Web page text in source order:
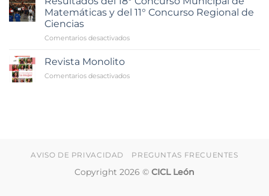
18°
Concurso
de
11°
Matemáticas y del 11° Concurso Regional de
Ciencias
Comentarios desactivadosen
Concurso
Regional
de
Revista Monolito
Comentarios desactivadosen
AVISO DE PRIVACIDAD PREGUNTAS FRECUENTES
Copyright 2026 © CICL León